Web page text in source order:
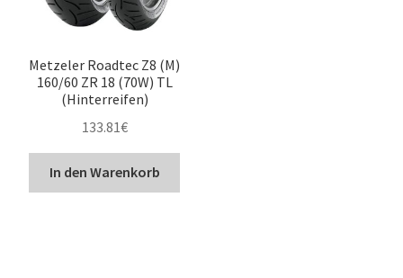
Metzeler Roadtec Z8 (M)
160/60 ZR 18 (70W) TL
(Hinterreifen)
133.81€
In den Warenkorb